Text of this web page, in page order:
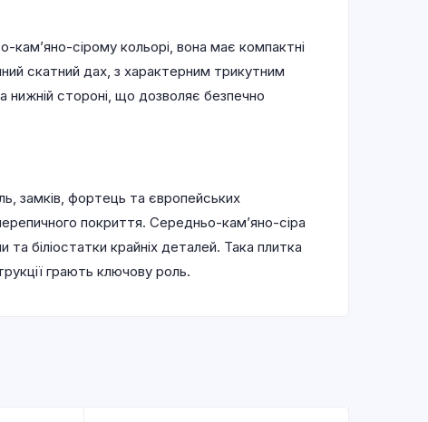
кам’яно-сірому кольорі, вона має компактні
скатний дах, з характерним трикутним
стороні, що дозволяє безпечно
замків, фортець та європейських
покриття. Середньо-кам’яно-сіра
біліостатки крайніх деталей. Така плитка
грають ключову роль.